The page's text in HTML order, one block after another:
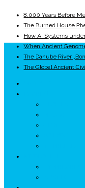
8,000 Years Before
The Burned House
How AI Systems
When Ancient
The Danube River
The Global Ancient